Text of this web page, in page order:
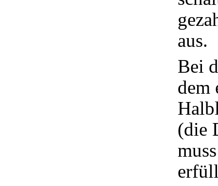
aus.
Bei
dem
(die